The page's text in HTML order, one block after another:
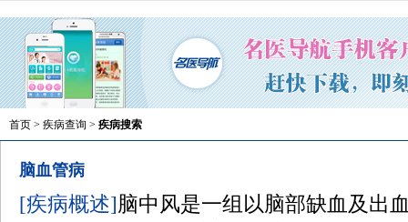
首页 > 疾病查询 > 疾病搜索
脑血管病
[疾病概述]脑中风是一组以脑部缺血及出